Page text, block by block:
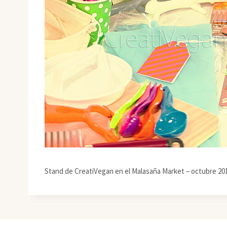
Stand de CreatiVegan en el Malasaña Market – octubre